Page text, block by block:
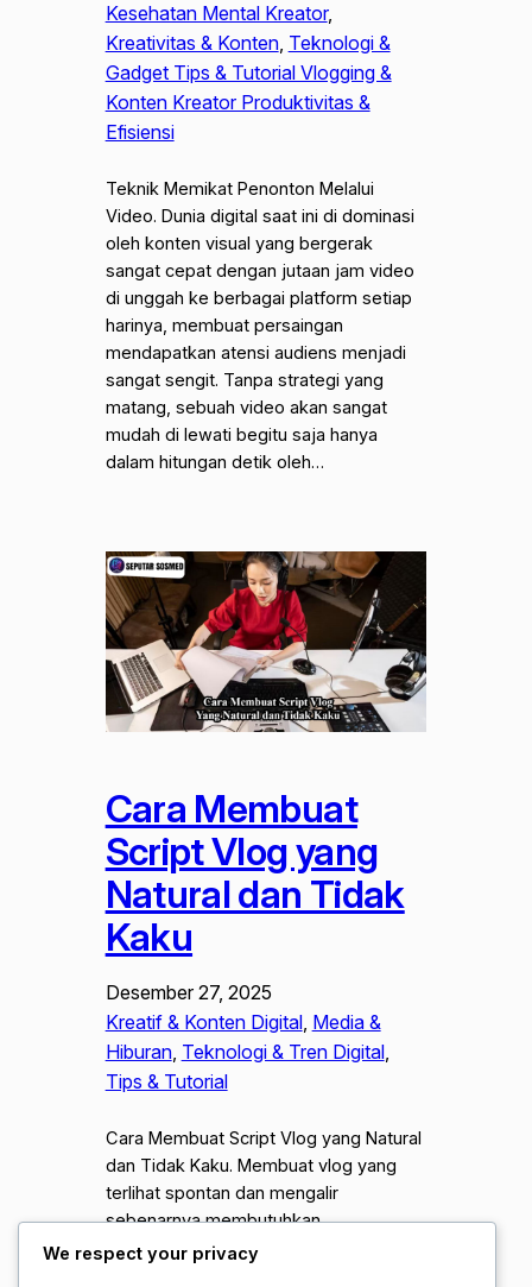
Kesehatan Mental Kreator
Kreativitas & Konten, Teknologi &
Gadget Tips & Tutorial Vlogging &
Konten Kreator Produktivitas &
Efisiensi
Teknik Memikat Penonton Melalui
Video. Dunia digital saat ini di dominasi
oleh konten visual yang bergerak
sangat cepat dengan jutaan jam video
di unggah ke berbagai platform setiap
harinya, membuat persaingan
mendapatkan atensi audiens menjadi
sangat sengit. Tanpa strategi yang
matang, sebuah video akan sangat
mudah di lewati begitu saja hanya
dalam hitungan detik oleh…
Cara Membuat
Script Vlog yang
Natural dan Tidak
Kaku
Desember 27, 2025
Kreatif & Konten Digital, Media &
Hiburan, Teknologi & Tren Digital
Tips & Tutorial
Cara Membuat Script Vlog yang Natural
dan Tidak Kaku. Membuat vlog yang
terlihat spontan dan mengalir
sebenarnya membutuhkan
perencanaan yang matang di balik layar.
We respect your privacy